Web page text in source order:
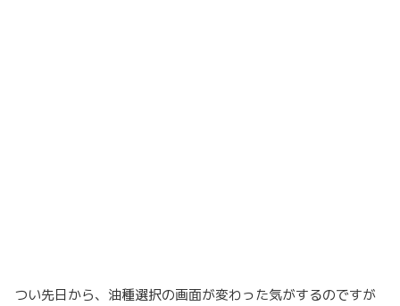
つい先日から、油種選択の画面が変わった気がするのですが